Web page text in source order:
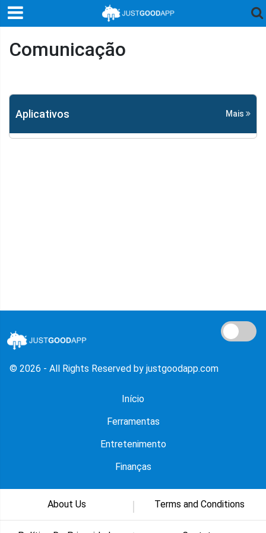
Comunicação
Aplicativos Mais
© 2026 - All Rights Reserved by justgoodapp.com
Início
Ferramentas
Entretenimento
Finanças
About Us Terms and Conditions